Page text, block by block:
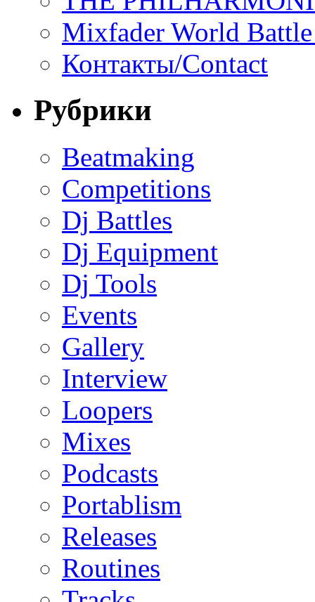
Mixfader World
Контакты/Contact
Рубрики
Beatmaking
Competitions
Dj Battles
Dj Equipment
Dj Tools
Events
Gallery
Interview
Loopers
Mixes
Podcasts
Portablism
Releases
Routines